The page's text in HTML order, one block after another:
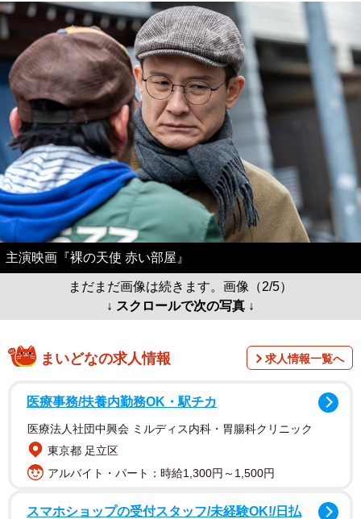
主演映画『裸の天使 赤い部屋』
まだまだ画像は続きます。画像（2/5）
↓ スクロールで次の写真 ↓
まいどなの求人情報 求人情報一覧へ
医療事務/扶養内勤務OK・駅チカ
医療法人社団中興会 ミルディス内科・胃腸科クリニック
東京都 足立区
アルバイト・パート：時給1,300円～1,500円
スマホショップの受付スタッフ/未経験OK!/日払